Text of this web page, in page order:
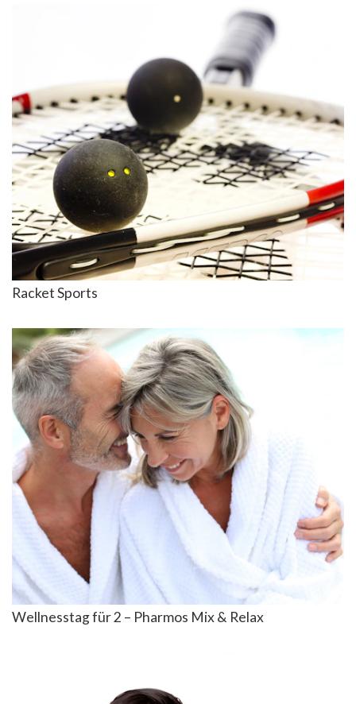
Racket Sports
Wellnesstag für 2 – Pharmos Mix & Relax